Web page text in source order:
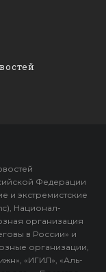
Федерации
и экстремистские
Национал-
организация
в России» и
организации,
«ИГИЛ», «Аль-